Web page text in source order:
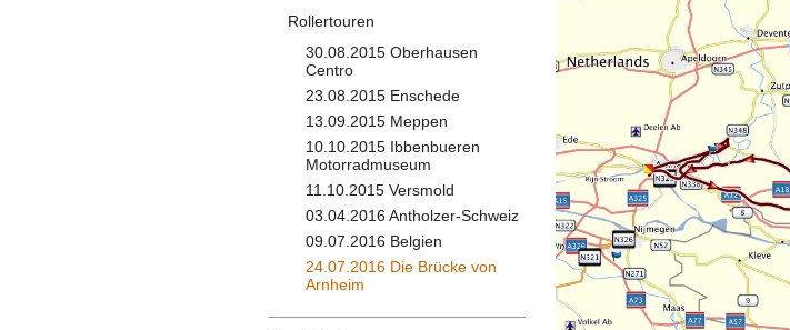
Rollertouren
30.08.2015 Oberhausen
Centro
23.08.2015 Enschede
13.09.2015 Meppen
10.10.2015 Ibbenbueren
Motorradmuseum
11.10.2015 Versmold
03.04.2016 Antholzer-Schweiz
09.07.2016 Belgien
24.07.2016 Die Brücke von
Arnheim